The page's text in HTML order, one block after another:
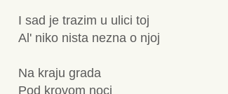
I sad je trazim u ulici toj
Al' niko nista nezna o njoj
Na kraju grada
Pod krovom noci